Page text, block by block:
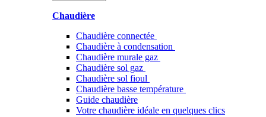
Chaudière
Chaudière connectée
Chaudière à condensation
Chaudière murale gaz
Chaudière sol gaz
Chaudière sol fioul
Chaudière basse température
Guide chaudière
Votre chaudière idéale en quelques clics